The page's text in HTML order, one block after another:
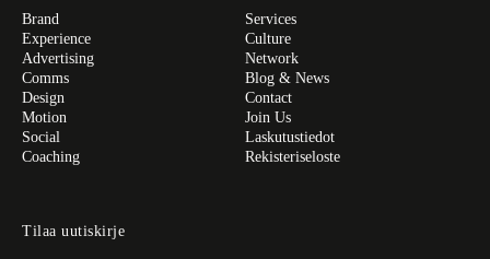
Brand
Experience
Advertising
Comms
Design
Motion
Social
Coaching
Services
Culture
Network
Blog & News
Contact
Join Us
Laskutustiedot
Rekisteriseloste
Tilaa uutiskirje